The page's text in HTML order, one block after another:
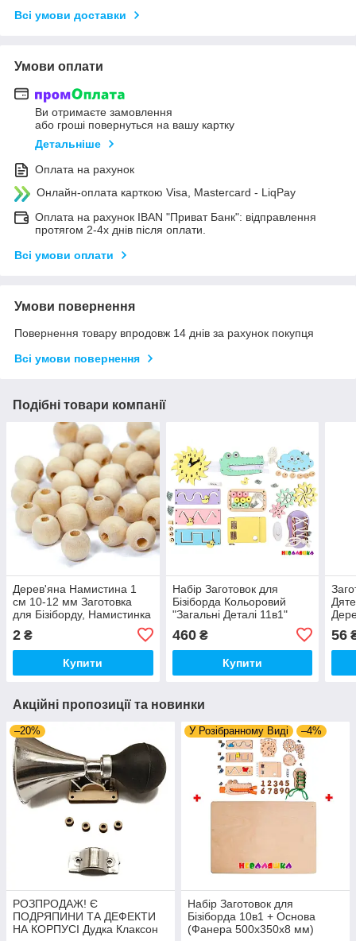
Всі умови доставки
Умови оплати
Ви отримаєте замовлення
або гроші повернуться на вашу картку
Детальніше
Оплата на рахунок
Онлайн-оплата карткою Visa, Mastercard - LiqPay
Оплата на рахунок IBAN "Приват Банк": відправлення
протягом 2-4х днів після оплати.
Всі умови оплати
Умови повернення
Повернення товару впродовж 14 днів за рахунок покупця
Всі умови повернення
Подібні товари компанії
Дерев'яна Намистина 1
см 10-12 мм Заготовка
для Бізіборду, Намистинка
2 ₴
Купити
Набір Заготовок для
Бізіборда Кольоровий
"Загальні Деталі 11в1"
Базовий Комплект (+Клей,
Шурупи) Набiр Заготівель
для Бiзiкуба
460₴
Купити
56
Акційні пропозиції та новинки
–20%
РОЗПРОДАЖ! Є
ПОДРЯПИНИ ТА ДЕФЕКТИ
НА КОРПУСІ Дудка Клаксон
У Розібранному Виді –4%
Набір Заготовок для
Бізіборда 10в1 + Основа
(Фанера 500x350x8 мм)